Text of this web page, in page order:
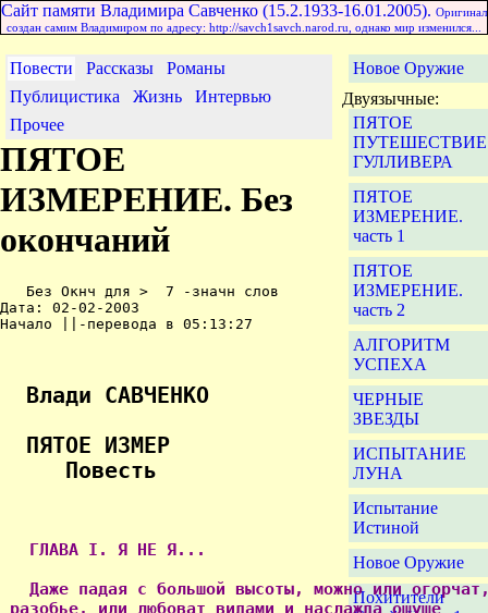
Сайт памяти Владимира Савченко (15.2.1933-16.01.2005). Оригинал
создан самим Владимиром по адресу: http://savch1savch.narod.ru, однако мир изменился...
Новое Оружие
Двуязычные:
ПЯТОЕ
ПУТЕШЕСТВИЕ
ГУЛЛИВЕРА
ПЯТОЕ
ИЗМЕРЕНИЕ.
часть 1
ПЯТОЕ
ИЗМЕРЕНИЕ.
часть 2
АЛГОРИТМ
УСПЕХА
ЧЕРНЫЕ
ЗВЕЗДЫ
ИСПЫТАНИЕ
ЛУНА
Испытание
Истиной
Новое Оружие
Похитители
Повести Рассказы
Романы
Публицистика
Жизнь
Интервью
Прочее
ПЯТОЕ
ИЗМЕРЕНИЕ. Без
окончаний
   Без Окнч для >  7 -значн слов
Дата: 02-02-2003
Начало ||-перевода в 05:13:27
  Влади САВЧЕНКО
  ПЯТОЕ ИЗМЕР
     Повесть
  ГЛАВА I. Я НЕ Я...
Даже падая с большой высоты, можно или
разобье, или любоват видами и наслажда ощуще